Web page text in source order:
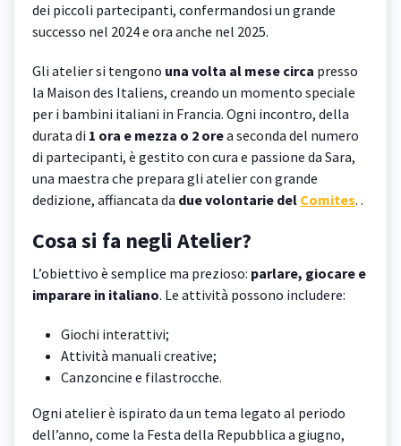
dei piccoli partecipanti, confermandosi un grande
successo nel 2024 e ora anche nel 2025.
Gli atelier si tengono una volta al mese circa presso
la Maison des Italiens, creando un momento speciale
per i bambini italiani in Francia. Ogni incontro, della
durata di 1 ora e mezza o 2 orea seconda del numero
di partecipanti, è gestito con cura e passione da Sara,
una maestra che prepara gli atelier con grande
dedizione, affiancata da due volontarie del Comites. .
Cosa si fa negli Atelier?
L’obiettivo è semplice ma prezioso: parlare, giocare e
imparare in italiano. Le attività possono includere:
Giochi interattivi;
Attività manuali creative;
Canzoncine e filastrocche.
Ogni atelier è ispirato da un tema legato al periodo
dell’anno, come la Festa della Repubblica a giugno,